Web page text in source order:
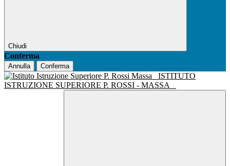
Chiudi
Conferma
Annulla Conferma
ISTITUTO
ISTRUZIONE SUPERIORE P. ROSSI - MASSA